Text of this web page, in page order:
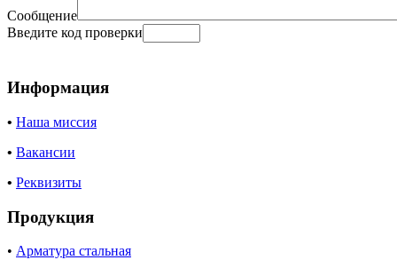
Сообщение
Введите код проверки
Информация
• Наша миссия
• Вакансии
• Реквизиты
Продукция
• Арматура стальная